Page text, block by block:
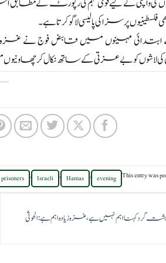
پر سزا کی پالیسی لاگو کرتا ہے۔
مہینوں میں قابض فوج نے غزہ کے
کی لاشوں کو بے عزتی کے ساتھ نکال کر
This entry was
evening
,
Hamas
,
Israeli
,
prisoners
گرد کہنا اہم نہیں ہے،غزہ زیادہ اہم ہے: الحوثی